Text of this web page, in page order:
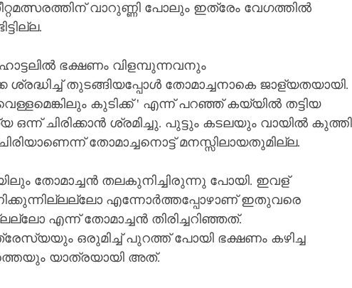
വാറുണ്ണി പോലും ഇത്രേം വേഗത്തിൽ
ഭക്ഷണം വിളമ്പുന്നവനും
തുടങ്ങിയപ്പോൾ തോമാച്ചനാകെ ജാള്യതയായി.
കുടിക്ക് ' എന്ന് പറഞ്ഞ് കയ്യിൽ തട്ടിയ
ഒന്ന് ചിരിക്കാൻ ശ്രമിച്ചു. പുട്ടും കടലയും വായിൽ കുത്തി
തോമാച്ചനൊട്ട് മനസ്സിലായതുമില്ല.
തോമാച്ചൻ തലകുനിച്ചിരുന്നു പോയി. ഇവള്
എന്നോർത്തപ്പോഴാണ് ഇതുവരെ
എന്ന് തോമാച്ചൻ തിരിച്ചറിഞ്ഞത്.
ഒരുമിച്ച് പുറത്ത് പോയി ഭക്ഷണം കഴിച്ച
യാത്രയായി അത്.